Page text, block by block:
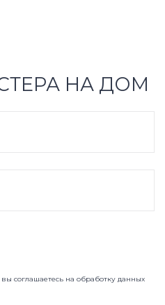
НА ДОМ
соглашаетесь на обработку данных